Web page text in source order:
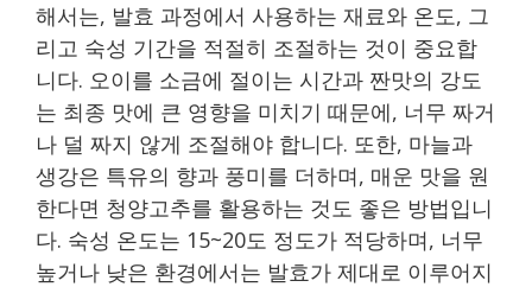
해서는, 발효 과정에서 사용하는 재료와 온도, 그
리고 숙성 기간을 적절히 조절하는 것이 중요합
니다. 오이를 소금에 절이는 시간과 짠맛의 강도
는 최종 맛에 큰 영향을 미치기 때문에, 너무 짜거
나 덜 짜지 않게 조절해야 합니다. 또한, 마늘과
생강은 특유의 향과 풍미를 더하며, 매운 맛을 원
한다면 청양고추를 활용하는 것도 좋은 방법입니
다. 숙성 온도는 15~20도 정도가 적당하며, 너무
높거나 낮은 환경에서는 발효가 제대로 이루어지